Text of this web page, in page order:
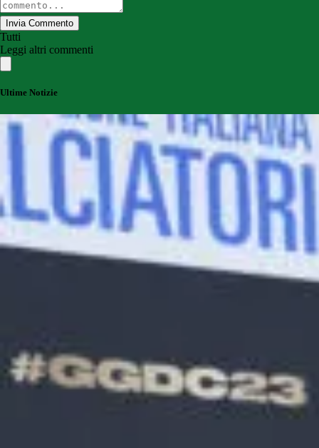
Invia Commento
Tutti
Leggi altri commenti
Ultime Notizie